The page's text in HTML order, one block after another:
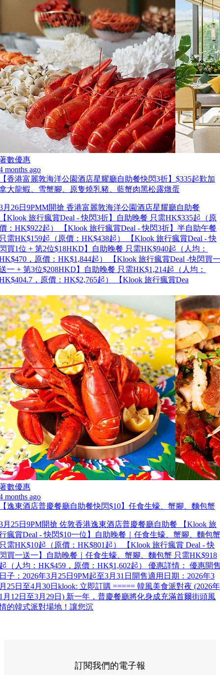
數優惠
months ago
香港富麗敦海洋公園酒店星耀廳自助餐快閃3折】$335起歎加
大龍蝦、雪蟹腳、原隻燒乳豬、藍蟹肉黑松露燉蛋
月26日9PMM開搶 香港富麗敦海洋公園酒店星耀廳自助餐
Klook 旅行瘋賞Deal - 快閃3折】自助晚餐 只需HK$335起（原
：HK$922起） 【Klook 旅行瘋賞Deal - 快閃3折】半自助午餐
需HK$159起（原價：HK$438起） 【Klook 旅行瘋賞Deal - 快
買1位 + 第2位$18HKD】自助晚餐 只需HK$940起（人均：
，原價：HK$1,844起） 【Klook 旅行瘋賞Deal -快閃買一
一 + 第3位$208HKD】自助晚餐 只需HK$1,214起（人均：
，原價：HK$2,765起） 【Klook 旅行瘋賞Dea
數優惠
months ago
逸東酒店普慶餐廳自助餐快閃$10】任食生蠔、蟹腳、麵包蟹
月25日9PM開搶 佐敦香港逸東酒店普慶餐廳自助餐 【Klook 旅
瘋賞Deal - 快閃$10一位】自助晚餐｜任食生蠔、蟹腳、麵包蟹
需HK$10起（原價：HK$801起） 【Klook 旅行瘋賞 Deal - 快
買一送一】自助晚餐｜任食生蠔、蟹腳、麵包蟹 只需HK$918
（人均：HK$459，原價：HK$1,602起） 優惠詳情： 優惠開
子：2026年3月25日9PM起至3月31日開售適用日期：2026年3
25日至4月30日klook: 立即訂購 ===== 韓風美食派對夜 (2026年
月12日至3月29日) 新一年，普慶餐廳將化身成充滿首爾街頭風
的韓式派對場地！讓您沉
訂閱我們的電子報